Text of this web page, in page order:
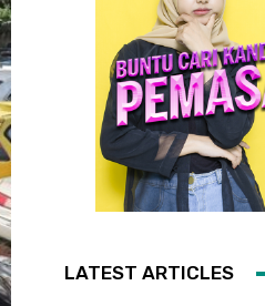
LATEST ARTICLES